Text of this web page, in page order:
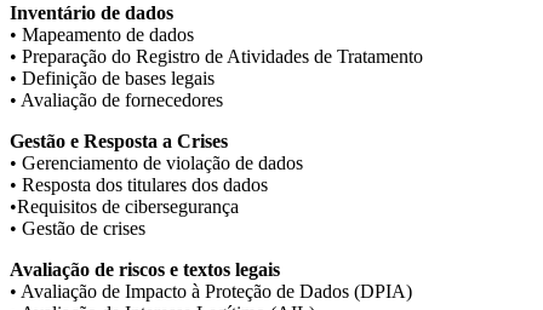
Inventário de dados
• Mapeamento de dados
• Preparação do Registro de Atividades de Tratamento
• Definição de bases legais
• Avaliação de fornecedores
Gestão e Resposta a Crises
• Gerenciamento de violação de dados
• Resposta dos titulares dos dados
•Requisitos de cibersegurança
• Gestão de crises
Avaliação de riscos e textos legais
• Avaliação de Impacto à Proteção de Dados (DPIA)